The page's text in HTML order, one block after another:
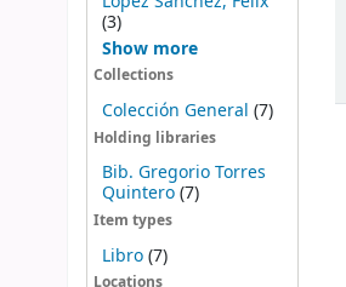
(3)
Show more
Collections
Colección General (7)
Holding libraries
Bib. Gregorio Torres
Quintero(7)
Item types
Libro(7)